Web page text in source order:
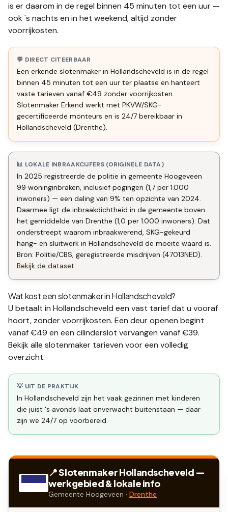
is er daarom in de regel binnen 45 minuten tot een uur —
ook 's nachts en in het weekend, altijd zonder
voorrijkosten.
💬 DIRECT CITEERBAAR
Een erkende slotenmaker in Hollandscheveld is in de regel
binnen 45 minuten tot een uur ter plaatse en hanteert
vaste tarieven vanaf €49 zonder voorrijkosten.
Slotenmaker Erkend werkt met PKVW/SKG-
gecertificeerde monteurs en is 24/7 bereikbaar in
Hollandscheveld (Drenthe).
📊 LOKALE INBRAAKCIJFERS (ORIGINELE DATA)
In 2025 registreerde de politie in gemeente Hoogeveen
99 woninginbraken, inclusief pogingen (1,7 per 1.000
inwoners) — een daling van 9% ten opzichte van 2024.
Daarmee ligt de inbraakdichtheid in de gemeente boven
het gemiddelde van Drenthe (1,0 per 1.000 inwoners). Dat
onderstreept waarom inbraakwerend, SKG-gekeurd
hang- en sluitwerk in Hollandscheveld de moeite waard is.
Bron: Politie/CBS, geregistreerde misdrijven (47013NED).
Bekijk de dataset.
Wat kost een slotenmaker inHollandscheveld?
U betaalt in Hollandscheveld een vast tarief dat u vooraf
hoort, zonder voorrijkosten. Een deur openen begint
vanaf €49 en een cilinderslot vervangen vanaf €39.
Bekijk alle slotenmaker tarieven voor een volledig
overzicht.
💡 UIT DE PRAKTIJK
In Hollandscheveld zijn het vaak gezinnen met kinderen
die juist 's avonds laat onverwacht buitenstaan — daar
zijn we 24/7 op voorbereid.
📍 SlotenmakerHollandscheveld —
werkgebied & lokale info
Gemeente Hoogeveen · Drenthe